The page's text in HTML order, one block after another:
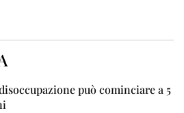
può cominciare a 5